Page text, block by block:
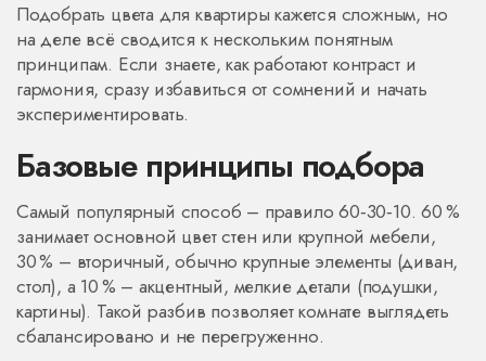
Подобрать цвета для квартиры кажется сложным, но
на деле всё сводится к нескольким понятным
принципам. Если знаете, как работают контраст и
гармония, сразу избавиться от сомнений и начать
экспериментировать.
Базовые принципы подбора
Самый популярный способ – правило 60‑30‑10. 60 %
занимает основной цвет стен или крупной мебели,
30 % – вторичный, обычно крупные элементы (диван,
стол), а 10 % – акцентный, мелкие детали (подушки,
картины). Такой разбив позволяет комнате выглядеть
сбалансировано и не перегруженно.